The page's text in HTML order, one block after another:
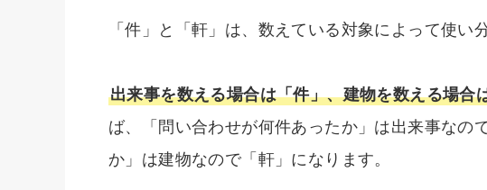
「件」と「軒」は、数えている対象によって使い
出来事を数える場合は「件」、建物を数える場合
ば、「問い合わせが何件あったか」は出来事なの
か」は建物なので「軒」になります。